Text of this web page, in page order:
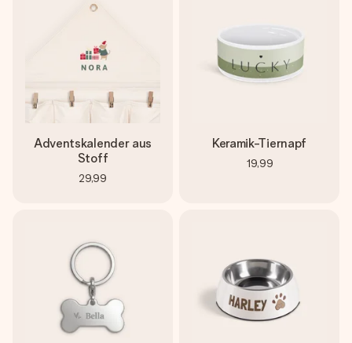
Adventskalender aus
Stoff
29,99
Keramik-Tiernapf
19,99